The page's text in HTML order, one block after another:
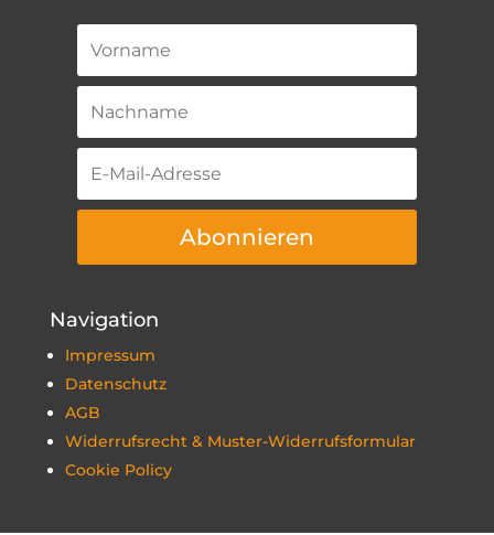
Abonnieren
Navigation
Impressum
Datenschutz
AGB
Widerrufsrecht & Muster-Widerrufsformular
Cookie Policy